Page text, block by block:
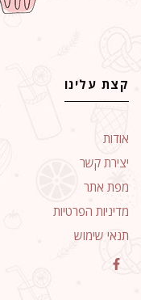
קצת עלינו
אודות
יצירת קשר
מפת אתר
מדיניות הפרטיות
תנאי שימוש